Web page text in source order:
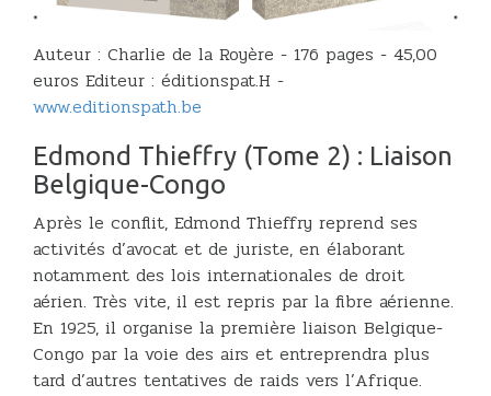
Auteur : Charlie de la Royère - 176 pages - 45,00
euros Editeur : éditionspat.H -
www.editionspath.be
Edmond Thieffry (Tome 2) : Liaison
Belgique-Congo
Après le conflit, Edmond Thieffry reprend ses
activités d’avocat et de juriste, en élaborant
notamment des lois internationales de droit
aérien. Très vite, il est repris par la fibre aérienne.
En 1925, il organise la première liaison Belgique-
Congo par la voie des airs et entreprendra plus
tard d’autres tentatives de raids vers l’Afrique.